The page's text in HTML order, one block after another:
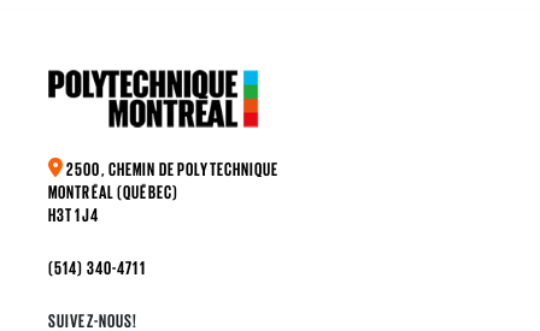
2500, CHEMIN DE POLYTECHNIQUE
MONTRÉAL (QUÉBEC)
H3T 1J4
(514) 340-4711
SUIVEZ-NOUS!